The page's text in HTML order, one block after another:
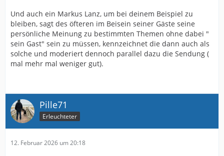
Und auch ein Markus Lanz, um bei deinem Beispiel zu
bleiben, sagt des öfteren im Beisein seiner Gäste seine
persönliche Meinung zu bestimmten Themen ohne dabei "
sein Gast" sein zu müssen, kennzeichnet die dann auch als
solche und moderiert dennoch parallel dazu die Sendung (
mal mehr mal weniger gut).
Pille71
Erleuchteter
12. Februar 2026 um 20:18